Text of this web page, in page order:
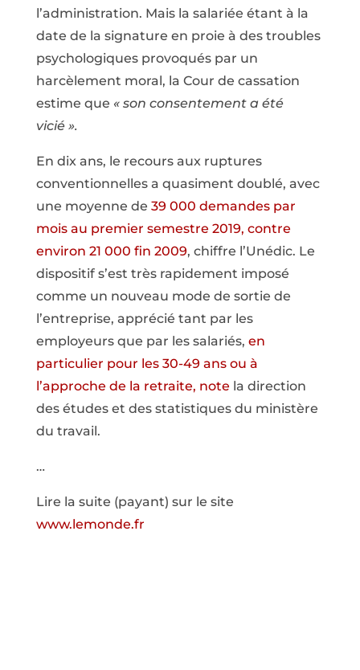
l’administration. Mais la salariée étant à la
date de la signature en proie à des troubles
psychologiques provoqués par un
harcèlement moral, la Cour de cassation
estime que « son consentement a été
vicié ».
En dix ans, le recours aux ruptures
conventionnelles a quasiment doublé, avec
une moyenne de 39 000 demandes par
mois au premier semestre 2019, contre
environ 21 000 fin 2009, chiffre l’Unédic. Le
dispositif s’est très rapidement imposé
comme un nouveau mode de sortie de
l’entreprise, apprécié tant par les
employeurs que par les salariés, en
particulier pour les 30-49 ans ou à
l’approche de la retraite, note la direction
des études et des statistiques du ministère
du travail.
…
Lire la suite (payant) sur le site
www.lemonde.fr